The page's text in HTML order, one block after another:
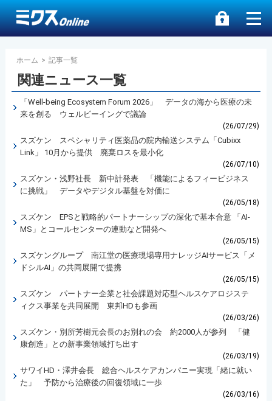
ホーム > 記事一覧
関連ニュース一覧
「Well-being Ecosystem Forum 2026」 データの海から医療の未
来を創る ウェルビーイングで議論
(26/07/29)
スズケン スペシャリティ医薬品の院内輸送システム「Cubixx
Link」 10月から提供 廃棄ロスを最小化
(26/07/10)
スズケン・浅野社長 新中計発表 「機能によるフィービジネス
に挑戦」 データやデジタル基盤を対価に
(26/05/18)
スズケン EPSと戦略的パートナーシップの深化で基本合意 「AI-
MS」とコールセンターの連動など開発へ
(26/05/15)
スズケングループ 南江堂の医療現場専用ナレッジAIサービス「メ
ドシルAI」の共同展開で提携
(26/05/15)
スズケン パートナー企業と社会課題対応型ヘルスケアロジステ
ィクス事業を共同展開 東邦HDも参画
(26/03/26)
スズケン・別所芳樹元会長のお別れの会 約2000人が参列 「健
康創造」との新事業領域打ち出す
(26/03/19)
サワイHD・澤井会長 総合ヘルスケアカンパニー実現「緒に就い
た」 予防から治療後の回復領域に一歩
(26/03/16)